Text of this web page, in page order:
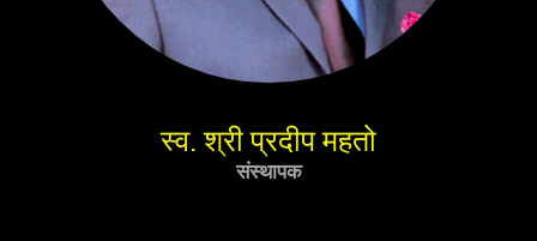
स्व. श्री प्रदीप महतो
संस्थापक